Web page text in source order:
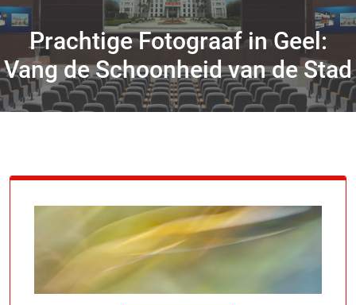
Prachtige Fotograaf in Geel:
Vang de Schoonheid van de Stad